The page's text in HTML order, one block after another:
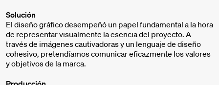
Solución
El diseño gráfico desempeñó un papel fundamental a la hora
de representar visualmente la esencia del proyecto. A
través de imágenes cautivadoras y un lenguaje de diseño
cohesivo, pretendíamos comunicar eficazmente los valores
y objetivos de la marca.